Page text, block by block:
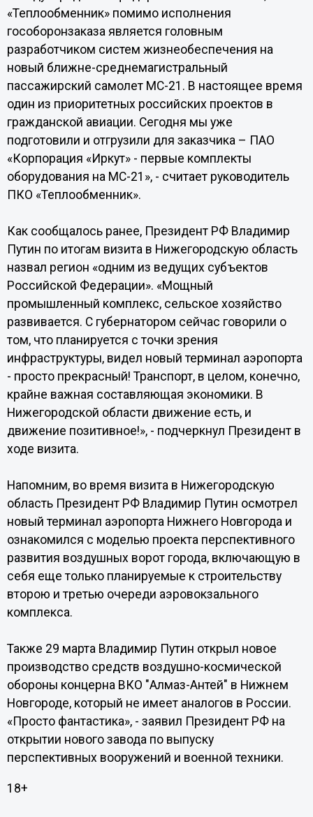
«Теплообменник» помимо исполнения
гособоронзаказа является головным
разработчиком систем жизнеобеспечения на
новый ближне-среднемагистральный
пассажирский самолет МС-21. В настоящее время
один из приоритетных российских проектов в
гражданской авиации. Сегодня мы уже
подготовили и отгрузили для заказчика – ПАО
«Корпорация «Иркут» - первые комплекты
оборудования на МС-21», - считает руководитель
ПКО «Теплообменник».
Как сообщалось ранее, Президент РФ Владимир
Путин по итогам визита в Нижегородскую область
назвал регион «одним из ведущих субъектов
Российской Федерации». «Мощный
промышленный комплекс, сельское хозяйство
развивается. С губернатором сейчас говорили о
том, что планируется с точки зрения
инфраструктуры, видел новый терминал аэропорта
- просто прекрасный! Транспорт, в целом, конечно,
крайне важная составляющая экономики. В
Нижегородской области движение есть, и
движение позитивное!», - подчеркнул Президент в
ходе визита.
Напомним, во время визита в Нижегородскую
область Президент РФ Владимир Путин осмотрел
новый терминал аэропорта Нижнего Новгорода и
ознакомился с моделью проекта перспективного
развития воздушных ворот города, включающую в
себя еще только планируемые к строительству
второю и третью очереди аэровокзального
комплекса.
Также 29 марта Владимир Путин открыл новое
производство средств воздушно-космической
обороны концерна ВКО "Алмаз-Антей" в Нижнем
Новгороде, который не имеет аналогов в России.
«Просто фантастика», - заявил Президент РФ на
открытии нового завода по выпуску
перспективных вооружений и военной техники.
18+